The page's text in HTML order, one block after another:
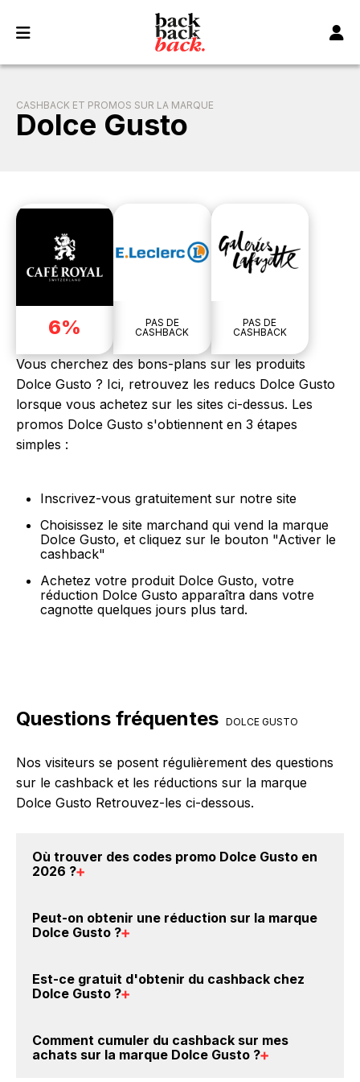
CASHBACK ET PROMOS SUR LA MARQUE
Dolce Gusto
6%
PAS DE
CASHBACK
PAS DE
CASHBACK
Vous cherchez des bons-plans sur les produits
Dolce Gusto ? Ici, retrouvez les reducs Dolce Gusto
lorsque vous achetez sur les sites ci-dessus. Les
promos Dolce Gusto s'obtiennent en 3 étapes
simples :
Inscrivez-vous gratuitement sur notre site
Choisissez le site marchand qui vend la marque
Dolce Gusto, et cliquez sur le bouton "Activer le
cashback"
Achetez votre produit Dolce Gusto, votre
réduction Dolce Gusto apparaîtra dans votre
cagnotte quelques jours plus tard.
Questions fréquentes DOLCE GUSTO
Nos visiteurs se posent régulièrement des questions
sur le cashback et les réductions sur la marque
Dolce Gusto Retrouvez-les ci-dessous.
Où trouver des codes promo Dolce Gusto en
2026 ?
promo sur les produits Dolce Gusto. Choisissez un
Peut-on obtenir une réduction sur la marque
Dolce Gusto ?
crédités sur votre cagnotte BackBackBack lorsque
compte de vos éventuels bonus.
Est-ce gratuit d'obtenir du cashback chez
Dolce Gusto ?
compte gratuitement pour cumuler vos réductions
cashback sur vos achats sur la marque Dolce Gusto.
Comment cumuler du cashback sur mes
achats sur la marque Dolce Gusto ?